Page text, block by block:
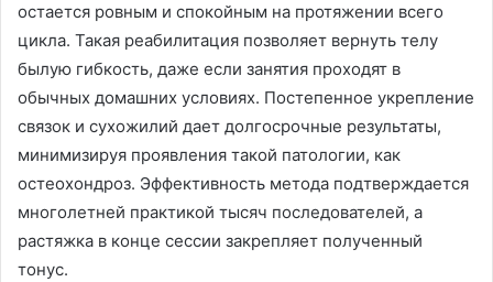
остается ровным и спокойным на протяжении всего
цикла. Такая реабилитация позволяет вернуть телу
былую гибкость, даже если занятия проходят в
обычных домашних условиях. Постепенное укрепление
связок и сухожилий дает долгосрочные результаты,
минимизируя проявления такой патологии, как
остеохондроз. Эффективность метода подтверждается
многолетней практикой тысяч последователей, а
растяжка в конце сессии закрепляет полученный
тонус.